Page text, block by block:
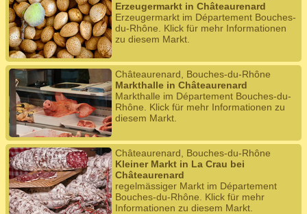
Erzeugermarkt in Châteaurenard
Erzeugermarkt im Département Bouches-
du-Rhône. Klick für mehr Informationen
zu diesem Markt.
Châteaurenard, Bouches-du-Rhône
Markthalle in Châteaurenard
Markthalle im Département Bouches-du-
Rhône. Klick für mehr Informationen zu
diesem Markt.
Châteaurenard, Bouches-du-Rhône
Kleiner Markt in La Crau bei
Châteaurenard
regelmässiger Markt im Département
Bouches-du-Rhône. Klick für mehr
Informationen zu diesem Markt.